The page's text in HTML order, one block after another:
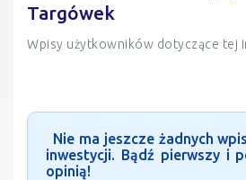
Targówek
Wpisy użytkowników dotyczące tej
Nie ma jeszcze żadnych
inwestycji. Bądź pierwszy i
opinią!